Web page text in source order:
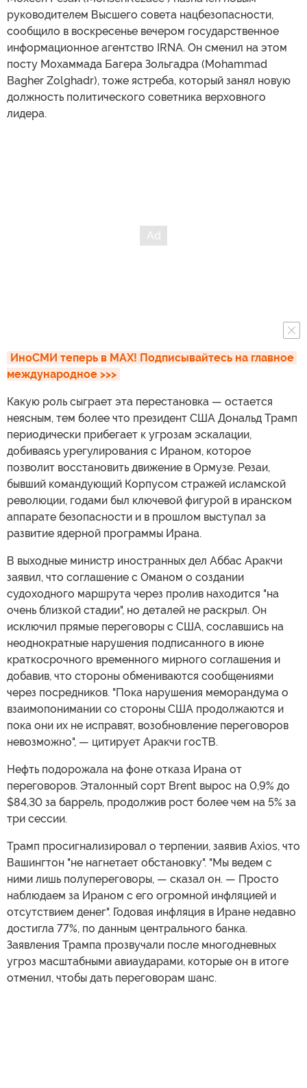
руководителем Высшего совета нацбезопасности,
сообщило в воскресенье вечером государственное
информационное агентство IRNA. Он сменил на этом
посту Мохаммада Багера Зольгадра (Mohammad
Bagher Zolghadr), тоже ястреба, который занял новую
должность политического советника верховного
лидера.
ИноСМИ теперь в MAX! Подписывайтесь на главное
международное >>>
Какую роль сыграет эта перестановка — остается
неясным, тем более что президент США Дональд Трамп
периодически прибегает к угрозам эскалации,
добиваясь урегулирования с Ираном, которое
позволит восстановить движение в Ормузе. Резаи,
бывший командующий Корпусом стражей исламской
революции, годами был ключевой фигурой в иранском
аппарате безопасности и в прошлом выступал за
развитие ядерной программы Ирана.
В выходные министр иностранных дел Аббас Аракчи
заявил, что соглашение с Оманом о создании
судоходного маршрута через пролив находится "на
очень близкой стадии", но деталей не раскрыл. Он
исключил прямые переговоры с США, сославшись на
неоднократные нарушения подписанного в июне
краткосрочного временного мирного соглашения и
добавив, что стороны обмениваются сообщениями
через посредников. "Пока нарушения меморандума о
взаимопонимании со стороны США продолжаются и
пока они их не исправят, возобновление переговоров
невозможно", — цитирует Аракчи госТВ.
Нефть подорожала на фоне отказа Ирана от
переговоров. Эталонный сорт Brent вырос на 0,9% до
$84,30 за баррель, продолжив рост более чем на 5% за
три сессии.
Трамп просигнализировал о терпении, заявив Axios, что
Вашингтон "не нагнетает обстановку". "Мы ведем с
ними лишь полупереговоры, — сказал он. — Просто
наблюдаем за Ираном с его огромной инфляцией и
отсутствием денег". Годовая инфляция в Иране недавно
достигла 77%, по данным центрального банка.
Заявления Трампа прозвучали после многодневных
угроз масштабными авиаударами, которые он в итоге
отменил, чтобы дать переговорам шанс.